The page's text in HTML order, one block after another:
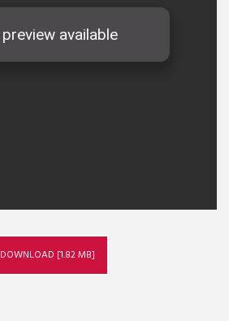
DOWNLOAD [1.82 MB]